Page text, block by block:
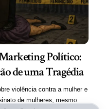
Político:
de uma Tragédia
violência contra a mulher e
de mulheres, mesmo